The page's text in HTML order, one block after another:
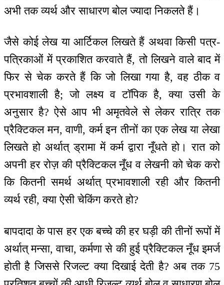
अभी तक व्यर्थ और साधारण बोल ज्यादा निकलते हैं।
जैसे कोई लेख या आर्टिकल लिखते हैं अथवा किसी पत्र-
पत्रिकाओं में प्रकाशित करवाते हैं, तो लिखने वाले बाद में
फिर से चेक करते हैं कि जो लिखा गया है, वह ठीक व
प्रभावशाली है; जो लक्ष्य व टॉपिक है, क्या उसी के
अनुसार है? ऐसे आप भी अमृतवेले से लेकर रात्रि तक
प्रैक्टिकल मन, वाणी, कर्म इन तीनों का एक लेख या लेखा
लिखते हो अर्थात् ड्रामा में कर्म द्वारा नूँधते हो। रात को
अपनी हर रोज़ की प्रैक्टिकल नूँध व लेखनी को चेक करो
कि कितनी समर्थ अर्थात् प्रभावशाली रही और कितनी
व्यर्थ रही, क्या ऐसी चेकिंग करते हो?
बापदादा के पास हर एक बच्चे की हर घड़ी की तीनों रूपों में
अर्थात् मन्सा, वाचा, कर्मणा से की हुई प्रैक्टिकल नूँध इमर्ज
होती है जिससे रिजल्ट क्या दिखाई देती है? अब तक 75